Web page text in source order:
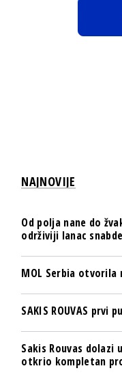
NAJNOVIJE
Od polja nane do
održiviji lanac
MOL Serbia otvorila
SAKIS ROUVAS
Sakis Rouvas dolazi
otkrio kompletan